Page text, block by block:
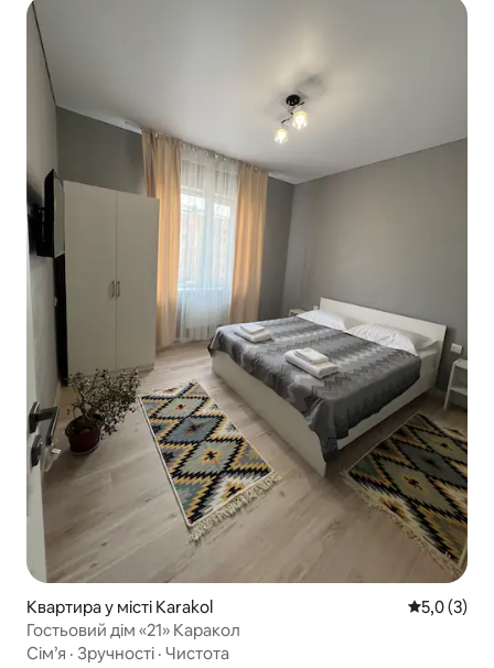
Квартира у місті Karakol Середня
5,0 (3)
Гостьовий дім «21» Каракол
Сім’я · Зручності · Чистота